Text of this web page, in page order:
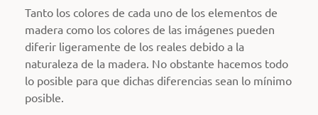
Tanto los colores de cada uno de los elementos de
madera como los colores de las imágenes pueden
diferir ligeramente de los reales debido a la
naturaleza de la madera. No obstante hacemos todo
lo posible para que dichas diferencias sean lo mínimo
posible.